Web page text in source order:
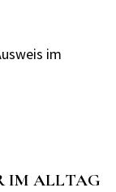
im
IM ALLTAG